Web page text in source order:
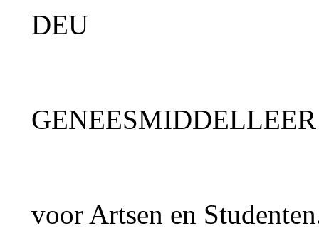
DEU
GENEESMIDDELLEER
voor Artsen en